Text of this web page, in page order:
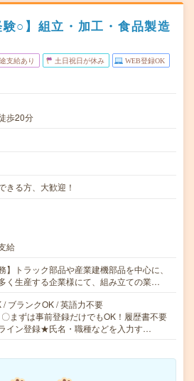
験○】組立・加工・食品製造
支給あり 土日祝日が休み WEB登録OK
歩20分
きる方、大歓迎！
給
】トラック部品や産業建機部品を中心に、
く生産する企業様にて、組み立ての業…
/ ブランクOK / 英語力不要
まずは事前登録だけでもOK！履歴書不要
イン登録★氏名・職種などを入力す…